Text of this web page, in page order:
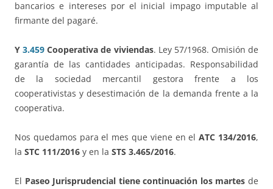
bancarios e intereses por el inicial impago imputable al
firmante del pagaré.
Y3.459 Cooperativa de viviendas. Ley 57/1968. Omisión de
garantía de las cantidades anticipadas. Responsabilidad
de la sociedad mercantil gestora frente a los
cooperativistas y desestimación de la demanda frente a la
cooperativa.
Nos quedamos para el mes que viene en elATC 134/2016,
la STC 111/2016 y en la STS 3.465/2016.
El Paseo Jurisprudencial tienecontinuación losmartes de